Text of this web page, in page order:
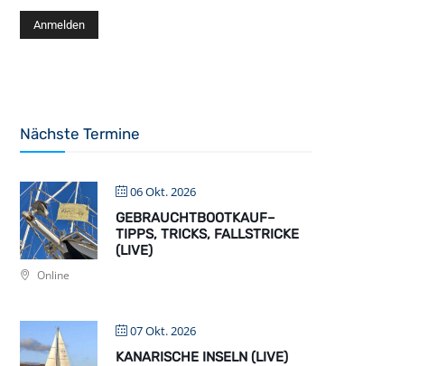
Nächste Termine
06 Okt. 2026
GEBRAUCHTBOOTKAUF–
TIPPS, TRICKS, FALLSTRICKE
(LIVE)
Online
07 Okt. 2026
KANARISCHE INSELN (LIVE)